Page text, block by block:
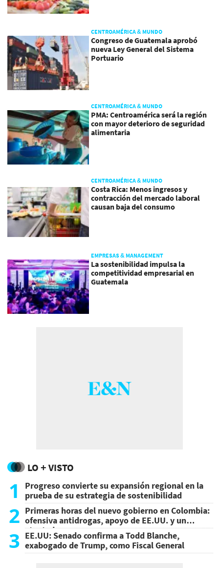
CENTROAMÉRICA & MUNDO
Congreso de Guatemala aprobó
nueva Ley General del Sistema
Portuario
CENTROAMÉRICA & MUNDO
PMA: Centroamérica será la región
con mayor deterioro de seguridad
alimentaria
CENTROAMÉRICA & MUNDO
Costa Rica: Menos ingresos y
contracción del mercado laboral
causan baja del consumo
EMPRESAS & MANAGEMENT
La sostenibilidad impulsa la
competitividad empresarial en
Guatemala
LO + VISTO
1
Progreso convierte su expansión regional en la
prueba de su estrategia de sostenibilidad
2 Primeras horas del nuevo gobierno en Colombia:
ofensiva antidrogas, apoyo de EE.UU. y un
atentado
3 EE.UU: Senado confirma a Todd Blanche,
exabogado de Trump, como Fiscal General